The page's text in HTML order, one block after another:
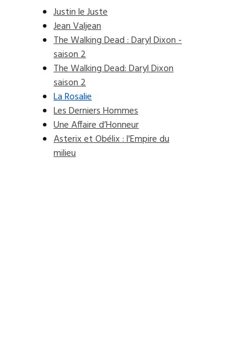
Justin le Juste
Jean Valjean
The Walking Dead : Daryl Dixon -
saison 2
The Walking Dead: Daryl Dixon
saison 2
La Rosalie
Les Derniers Hommes
Une Affaire d’Honneur
Asterix et Obélix : l'Empire du
milieu